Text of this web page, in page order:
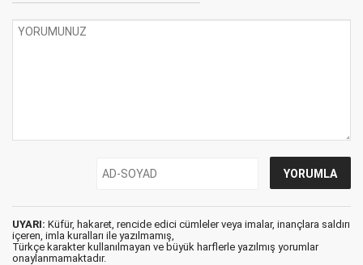
UYARI: Küfür, hakaret, rencide edici cümleler veya imalar, inançlara saldırı
içeren, imla kuralları ile yazılmamış,
Türkçe karakter kullanılmayan ve büyük harflerle yazılmış yorumlar
onaylanmamaktadır.